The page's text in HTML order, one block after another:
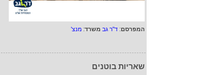
המפרסם: ד"ר גב משרד: מנצ'
שאריות בוטנים